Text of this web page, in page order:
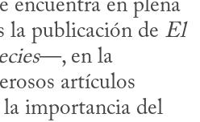
encuentra en plena
la publicación de El
—, en la
artículos
importancia del